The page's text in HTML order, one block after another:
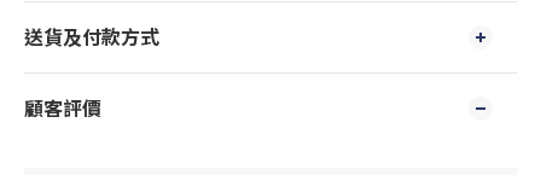
送貨及付款方式
顧客評價